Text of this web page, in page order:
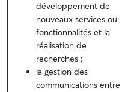
développement de
nouveaux services ou
fonctionnalités et la
réalisation de
recherches ;
la gestion des
communications entre